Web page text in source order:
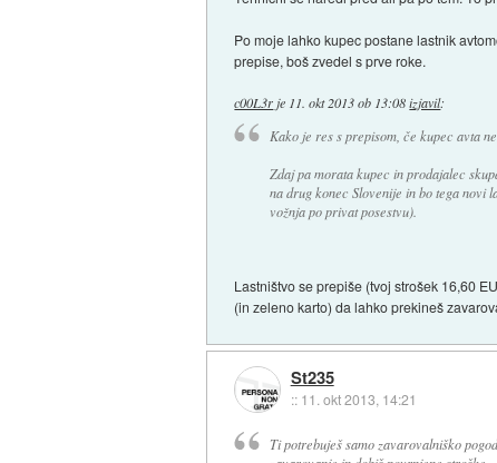
Po moje lahko kupec postane lastnik
prepise, boš zvedel s prve roke.
c00L3r je 11. okt 2013 ob 13:08 izjavil:
Kako je res s prepisom, če kupec avta
Zdaj pa morata kupec in prodajalec
na drug konec Slovenije in bo tega novi
vožnja po privat posestvu).
Lastništvo se prepiše (tvoj strošek 16,60
(in zeleno karto) da lahko prekineš
St235
:: 11. okt 2013, 14:21
Ti potrebuješ samo zavarovalniško